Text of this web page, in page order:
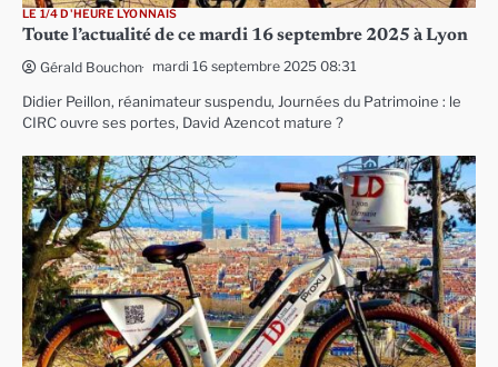
LE 1/4 D'HEURE LYONNAIS
Toute l’actualité de ce mardi 16 septembre 2025 à Lyon
Gérald Bouchon mardi 16 septembre 2025 08:31
Didier Peillon, réanimateur suspendu, Journées du Patrimoine : le
CIRC ouvre ses portes, David Azencot mature ?